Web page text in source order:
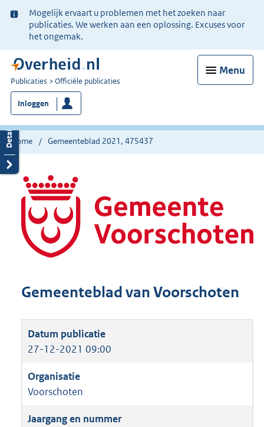
Ter
informatie:
Mogelijk ervaart u problemen met het zoeken naar
publicaties. We werken aan een oplossing. Excuses voor
het ongemak.
Menu
U
bent
nu
hier:
Publicaties Officiële publicaties
Inloggen
Home Gemeenteblad 2021, 475437
Gemeenteblad van Voorschoten
27-12-2021 09:00
Voorschoten